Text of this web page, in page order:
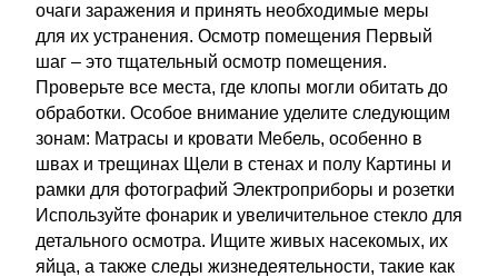
очаги заражения и принять необходимые меры
для их устранения. Осмотр помещения Первый
шаг – это тщательный осмотр помещения.
Проверьте все места, где клопы могли обитать до
обработки. Особое внимание уделите следующим
зонам: Матрасы и кровати Мебель, особенно в
швах и трещинах Щели в стенах и полу Картины и
рамки для фотографий Электроприборы и розетки
Используйте фонарик и увеличительное стекло для
детального осмотра. Ищите живых насекомых, их
яйца, а также следы жизнедеятельности, такие как